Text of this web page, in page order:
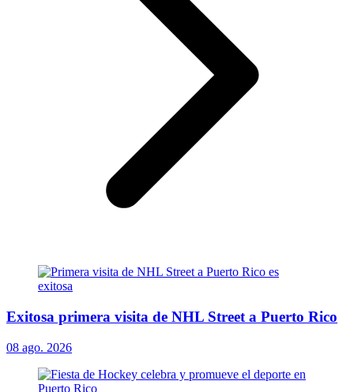
Exitosa primera visita de NHL Street a Puerto Rico
08 ago. 2026